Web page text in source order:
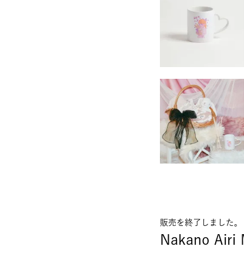
販売を終了しました。
Nakano Airi